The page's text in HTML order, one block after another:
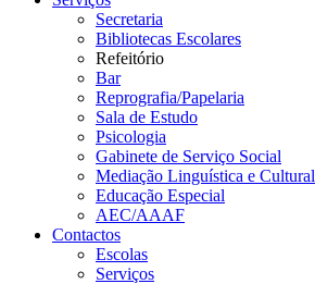
Secretaria
Bibliotecas Escolares
Refeitório
Bar
Reprografia/Papelaria
Sala de Estudo
Psicologia
Gabinete de Serviço Social
Mediação Linguística e Cultural
Educação Especial
AEC/AAAF
Contactos
Escolas
Serviços